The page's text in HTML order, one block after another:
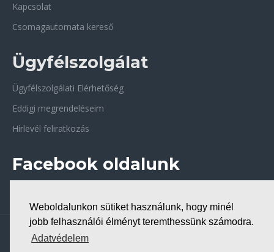
Weboldalunkon sütiket használunk, hogy minél
jobb felhasználói élményt teremthessünk számodra.
Adatvédelem
Kapcsolat
Csomagautomata kereső
Ügyfélszolgálat
Ügyfélszolgálati Elérhetőség
Eddigi megrendeléseim
Hírlevél feliratkozás
Facebook oldalunk
Copyright © 2026, Bio-Forrás biobolt